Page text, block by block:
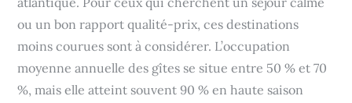
ou un bon rapport qualité-prix, ces destinations
moins courues sont à considérer. L’occupation
moyenne annuelle des gîtes se situe entre 50 % et 70
%, mais elle atteint souvent 90 % en haute saison